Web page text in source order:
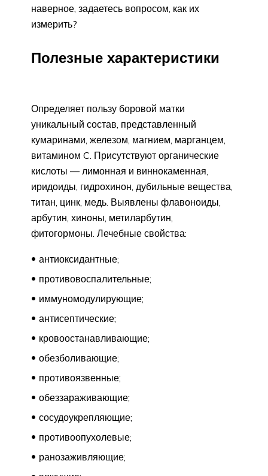
наверное, задаетесь вопросом, как их
измерить?
Полезные характеристики
Определяет пользу боровой матки
уникальный состав, представленный
кумаринами, железом, магнием, марганцем,
витамином C. Присутствуют органические
кислоты — лимонная и виннокаменная,
иридоиды, гидрохинон, дубильные вещества,
титан, цинк, медь. Выявлены флавоноиды,
арбутин, хиноны, метиларбутин,
фитогормоны. Лечебные свойства:
антиоксидантные;
противовоспалительные;
иммуномодулирующие;
антисептические;
кровоостанавливающие;
обезболивающие;
противоязвенные;
обеззараживающие;
сосудоукрепляющие;
противоопухолевые;
ранозаживляющие;